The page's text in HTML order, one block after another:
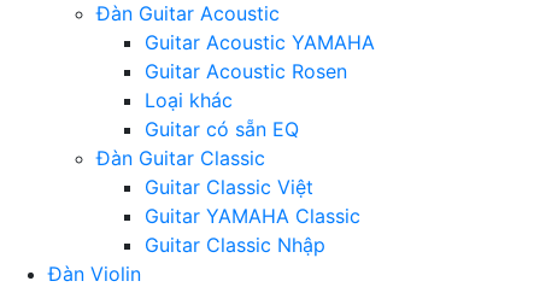
Đàn Guitar Acoustic
Guitar Acoustic YAMAHA
Guitar Acoustic Rosen
Loại khác
Guitar có sẵn EQ
Đàn Guitar Classic
Guitar Classic Việt
Guitar YAMAHA Classic
Guitar Classic Nhập
Đàn Violin